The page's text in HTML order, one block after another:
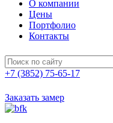
О компании
Цены
Портфолио
Контакты
+7 (3852) 75-65-17
Заказать замер